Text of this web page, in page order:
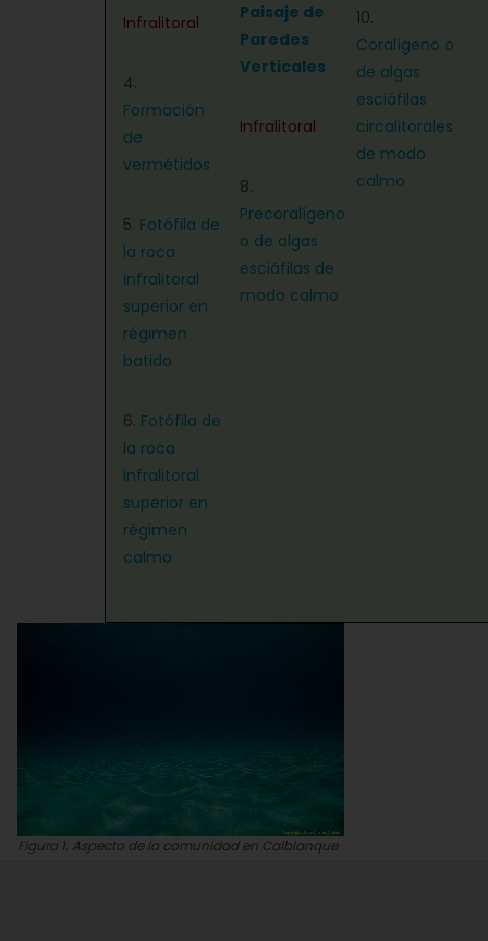
Infralitoral
4.
Formación
de
vermétidos
5. Fotófila de
la roca
infralitoral
superior en
régimen
batido
6. Fotófila de
la roca
infralitoral
superior en
régimen
calmo
Paisaje de
Paredes
Verticales
Infralitoral
8.
Precoralígeno
o de algas
esciáfilas de
modo calmo
10.
Coralígeno o
de algas
esciáfilas
circalitorales
de modo
calmo
Figura 1. Aspecto de la comunidad en Calblanque